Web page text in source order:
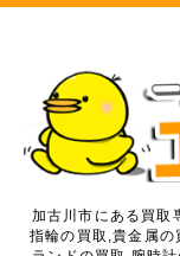
加古川市にある買取
指輪の買取,貴金属